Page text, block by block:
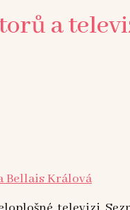
a
Bellais Králová